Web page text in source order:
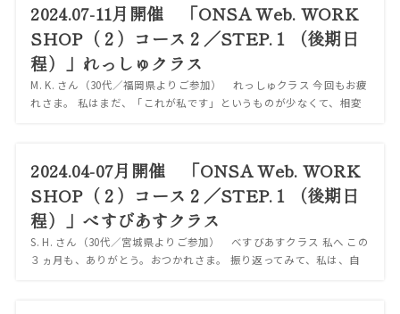
2024.07-11月開催 「ONSA Web. WORK
SHOP（２）コース２／STEP.１（後期日
程）」れっしゅクラス
M. K. さん（30代／福岡県よりご参加） れっしゅクラス 今回もお疲
れさま。 私はまだ、「これが私です」というものが少なくて、相変
2024.04-07月開催 「ONSA Web. WORK
SHOP（２）コース２／STEP.１（後期日
程）」べすびあすクラス
S. H. さん（30代／宮城県よりご参加） べすびあすクラス 私へ この
３ヵ月も、ありがとう。おつかれさま。 振り返ってみて、私は、自